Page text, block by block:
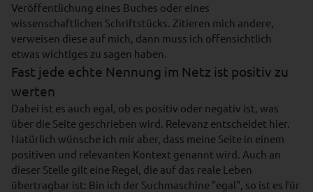
Veröffentlichung eines Buches oder eines
wissenschaftlichen Schriftstücks. Zitieren mich andere,
verweisen diese auf mich, dann muss ich offensichtlich
etwas wichtiges zu sagen haben.
Fast jede echte Nennung im Netz ist positiv zu
werten
Dabei ist es auch egal, ob es positiv oder negativ ist, was
über die Seite geschrieben wird. Relevanz entscheidet hier.
Natürlich wünsche ich mir aber, dass meine Seite in einem
positiven und relevanten Kontext genannt wird. Auch an
dieser Stelle gilt eine Regel, die auf das reale Leben
übertragbar ist: Bin ich der Suchmaschine "egal", so ist es für